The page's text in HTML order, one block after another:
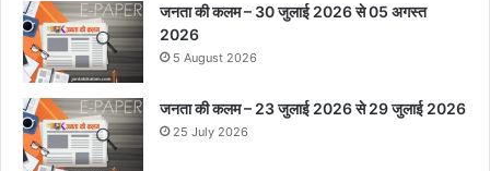
जनता की कलम – 30 जुलाई 2026 से 05 अगस्त
2026
5 August 2026
जनता की कलम – 23 जुलाई 2026 से 29 जुलाई 2026
25 July 2026